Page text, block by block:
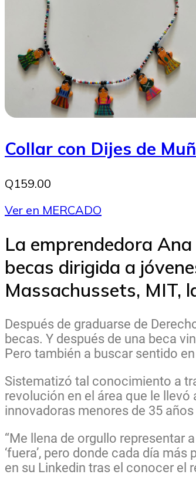
Collar con Dijes de
Q159.00
Ver en MERCADO
La emprendedora
becas dirigida a
Massachussets, MIT,
Después de graduarse de
becas. Y después de una beca
Pero también a buscar sentido
Sistematizó tal conocimiento a
revolución en el área que le
innovadoras menores de 35
“Me llena de orgullo representar a
‘fuera’, pero donde cada día
en su Linkedin tras el conocer el